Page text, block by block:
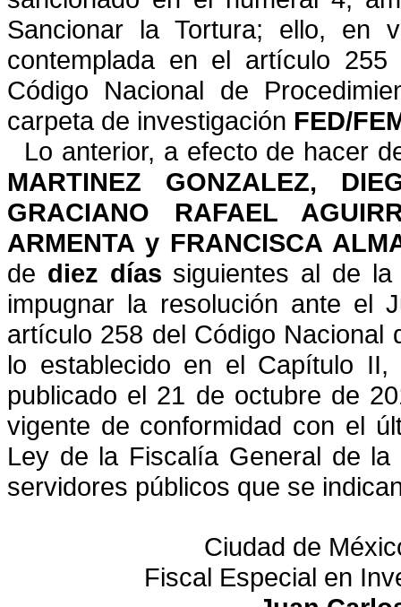
Sancionar la Tortura; ello, en
contemplada en el artículo 255
Código Nacional de
carpeta de investigación FED/
Lo anterior, a efecto de hacer
MARTINEZ GONZALEZ,
GRACIANO RAFAEL
ARMENTA y FRANCISCA
de diez días siguientes al de la
impugnar la resolución ante el
artículo 258 del Código Nacional
lo establecido en el Capítulo II,
publicado el 21 de octubre de
vigente de conformidad con el
Ley de la Fiscalía General de
servidores públicos que se
Ciudad de
Fiscal Especial en